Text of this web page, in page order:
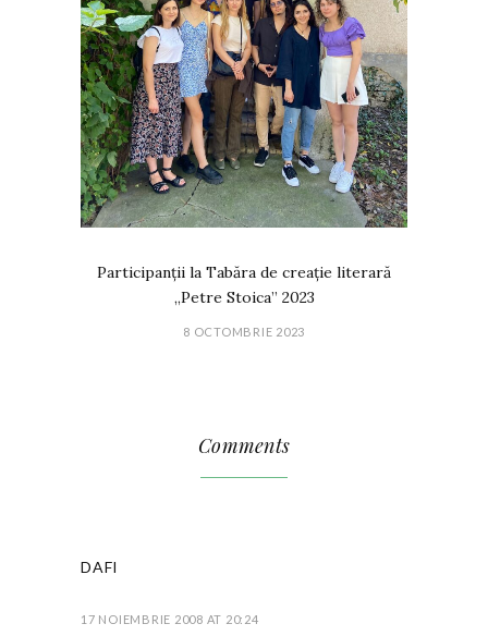
Participanții la Tabăra de creație literară
„Petre Stoica” 2023
8 OCTOMBRIE 2023
Comments
DAFI
17 NOIEMBRIE 2008 AT 20:24